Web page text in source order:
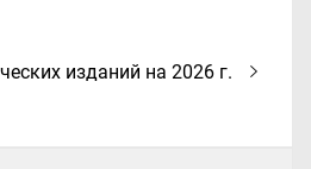
изданий на 2026 г.